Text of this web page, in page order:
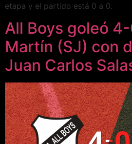
etapa y el partido está 0 a 0.
All Boys goleó
Martín (SJ) con
Juan Carlos